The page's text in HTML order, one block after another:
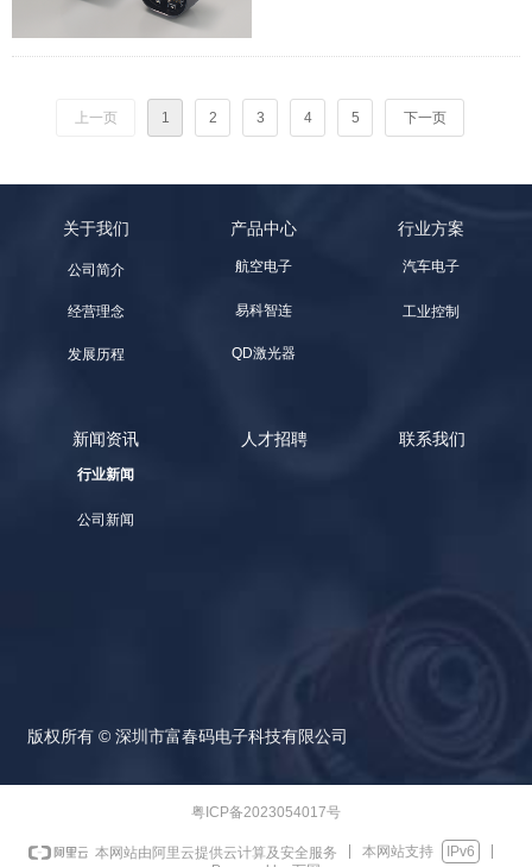
上一页 1 2 3 4 5 下一页
关于我们
公司简介
经营理念
发展历程
航空电子
易科智连
QD激光器
汽车电子
工业控制
行业方案
产品中心
版权所有 © 深圳市富春码电子科技有限公司
新闻资讯
行业新闻
公司新闻
人才招聘 联系我们
粤ICP备2023054017号
本网站由阿里云提供云计算及安全服务 本网站支持
IPv6